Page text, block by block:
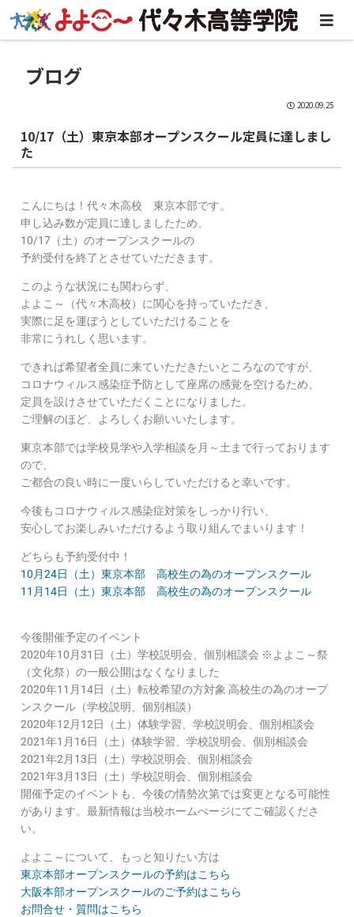
ブログ
2020.09.25
10/17（土）東京本部オープンスクール定員に達しまし
た
こんにちは！代々木高校 東京本部です。
申し込み数が定員に達しましたため、
10/17（土）のオープンスクールの
予約受付を終了とさせていただきます。
このような状況にも関わらず、
よよこ～（代々木高校）に関心を持っていただき、
実際に足を運ぼうとしていただけることを
非常にうれしく思います。
できれば希望者全員に来ていただきたいところなのですが、
コロナウィルス感染症予防として座席の感覚を空けるため、
定員を設けさせていただくことになりました。
ご理解のほど、よろしくお願いいたします。
東京本部では学校見学や入学相談を月～土まで行っております
ので、
ご都合の良い時に一度いらしていただけると幸いです。
今後もコロナウィルス感染症対策をしっかり行い、
安心してお楽しみいただけるよう取り組んでまいります！
どちらも予約受付中！
10月24日（土）東京本部 高校生の為のオープンスクール
11月14日（土）東京本部 高校生の為のオープンスクール
今後開催予定のイベント
2020年10月31日（土）学校説明会、個別相談会 ※よよこ～祭
（文化祭）の一般公開はなくなりました
2020年11月14日（土）転校希望の方対象 高校生の為のオープ
ンスクール（学校説明、個別相談）
2020年12月12日（土）体験学習、学校説明会、個別相談会
2021年1月16日（土）体験学習、学校説明会、個別相談会
2021年2月13日（土）学校説明会、個別相談会
2021年3月13日（土）学校説明会、個別相談会
開催予定のイベントも、今後の情勢次第では変更となる可能性
があります。最新情報は当校ホームぺージにてご確認くださ
い。
よよこ～について、もっと知りたい方は
東京本部オープンスクールの予約はこちら
大阪本部オープンスクールのご予約はこちら
お問合せ・質問はこちら